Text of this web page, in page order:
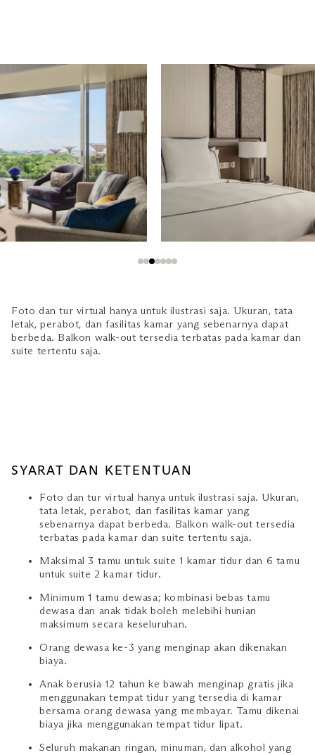
Foto dan tur virtual hanya untuk ilustrasi saja. Ukuran, tata
letak, perabot, dan fasilitas kamar yang sebenarnya dapat
berbeda. Balkon walk‑out tersedia terbatas pada kamar dan
suite tertentu saja.
SYARAT DAN KETENTUAN
Foto dan tur virtual hanya untuk ilustrasi saja. Ukuran,
tata letak, perabot, dan fasilitas kamar yang
sebenarnya dapat berbeda. Balkon walk‑out tersedia
terbatas pada kamar dan suite tertentu saja.
Maksimal 3 tamu untuk suite 1 kamar tidur dan 6 tamu
untuk suite 2 kamar tidur.
Minimum 1 tamu dewasa; kombinasi bebas tamu
dewasa dan anak tidak boleh melebihi hunian
maksimum secara keseluruhan.
Orang dewasa ke-3 yang menginap akan dikenakan
biaya.
Anak berusia 12 tahun ke bawah menginap gratis jika
menggunakan tempat tidur yang tersedia di kamar
bersama orang dewasa yang membayar. Tamu dikenai
biaya jika menggunakan tempat tidur lipat.
Seluruh makanan ringan, minuman, dan alkohol yang